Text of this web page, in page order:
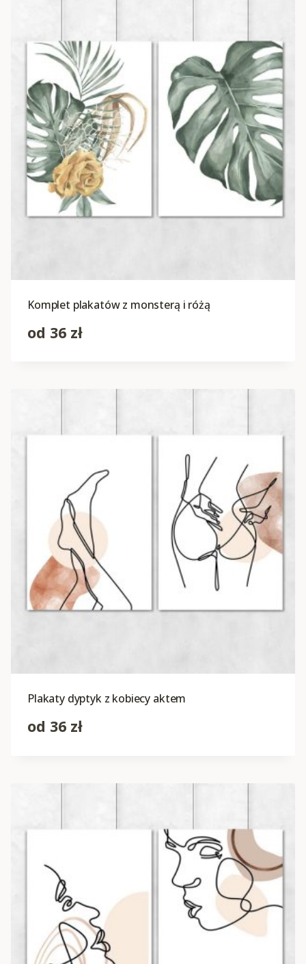
Komplet plakatów z monsterą i różą
od 36 zł
Plakaty dyptyk z kobiecy aktem
od 36 zł